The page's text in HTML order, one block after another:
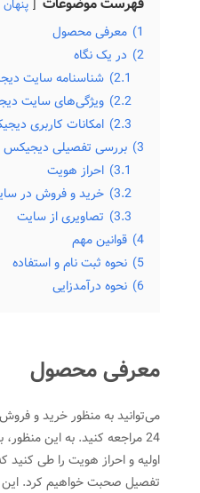
1) معرفی محصول
2) در یک نگاه
2.1) شناسنامه سایت
2.2) ویژگی‌های سایت
2.3) امکانات کاربری
3) بررسی تفصیلی دیجیکس 24
3.1) احراز هویت
3.2) خرید و فروش در
3.3) تصاویری از سایت
4) قوانین مهم
5) نحوه ثبت ‌نام و استفاده
6) نحوه درآمدزایی
معرفی محصول
می‌توانید به منظور خرید و
24 مراجعه کنید. به این
اولیه و احراز هویت را طی
تفصیل صحبت خواهیم کرد. این